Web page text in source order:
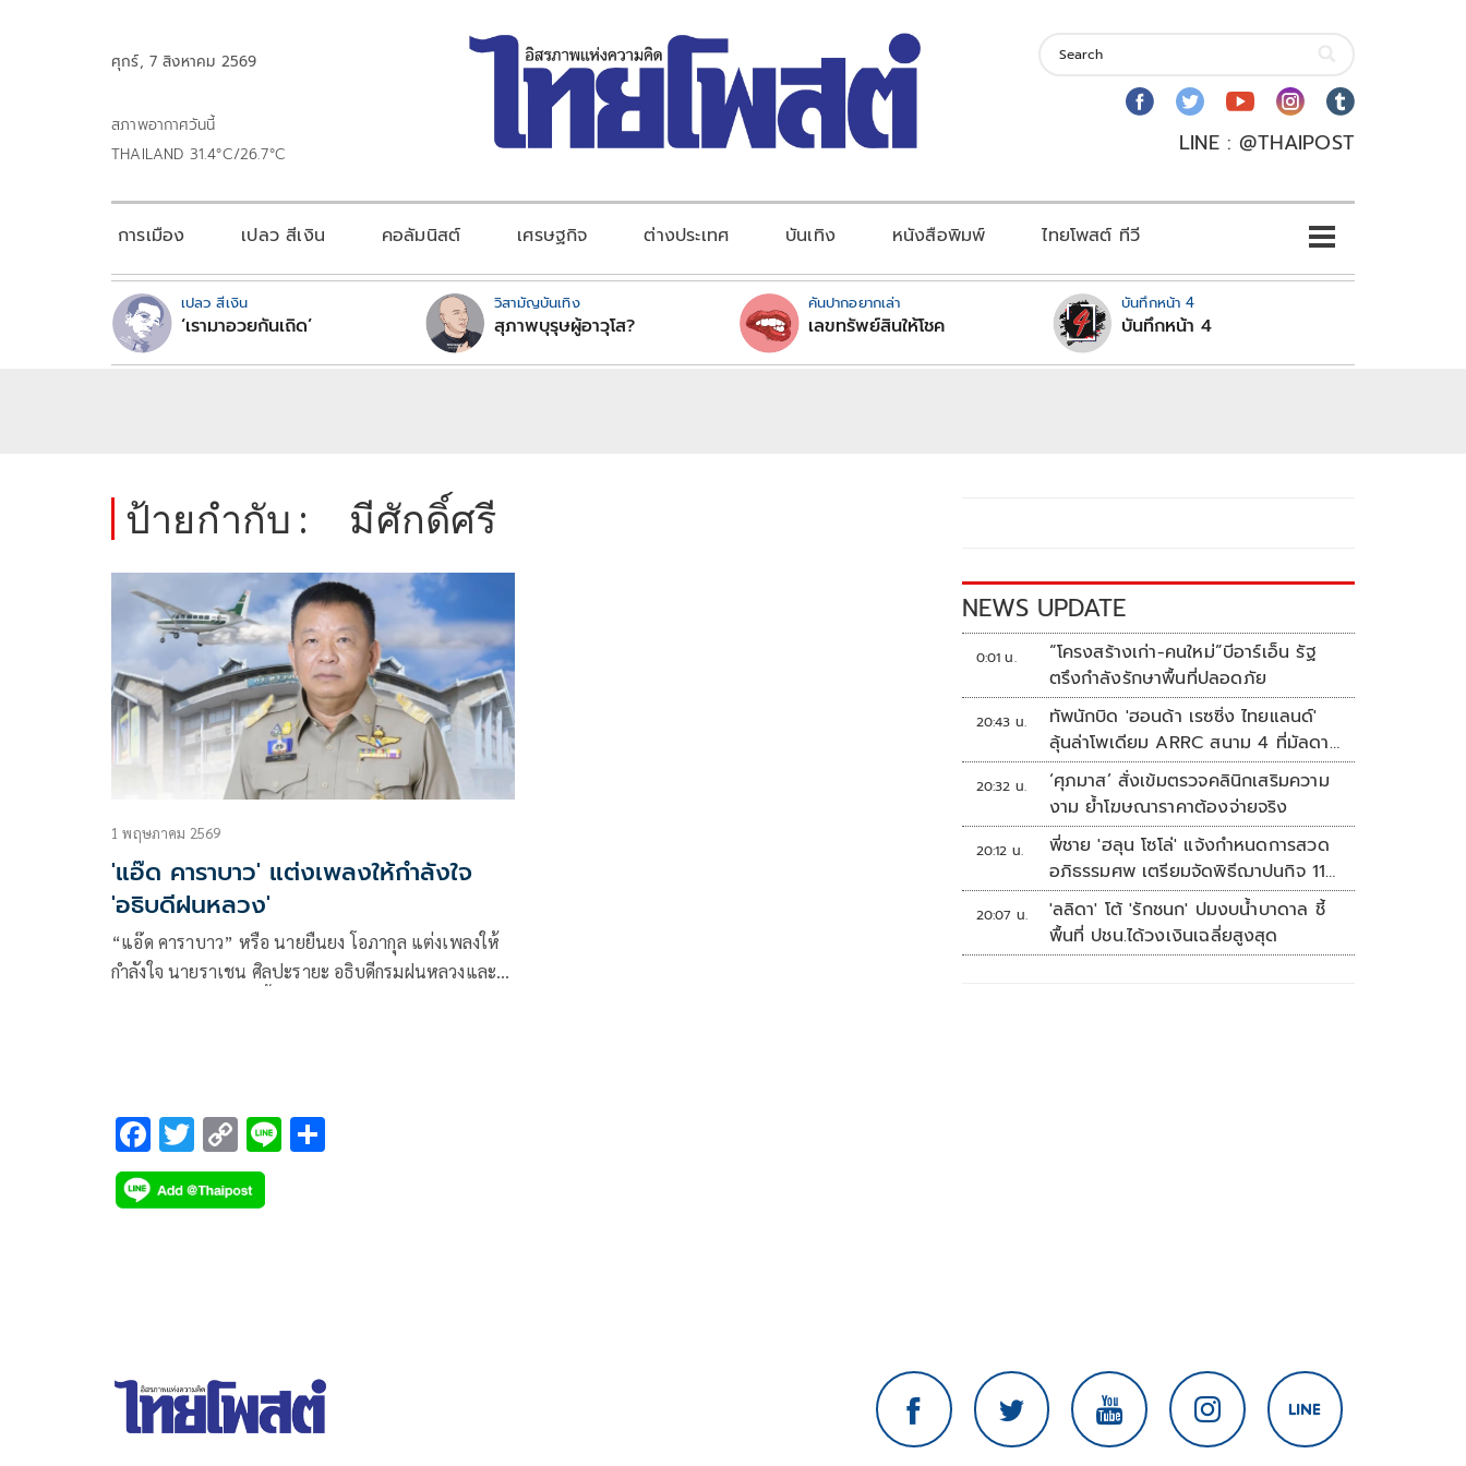
ศุกร์, 7 สิงหาคม 2569
สภาพอากาศวันนี้
THAILAND 31.4°C/26.7°C
LINE : @THAIPOST
การเมือง เปลว สีเงิน คอลัมนิสต์ เศรษฐกิจ ต่างประเทศ บันเทิง หนังสือพิมพ์ ไทยโพสต์ ทีวี
เปลว สีเงิน
‘เรามาอวยกันเถิด’
วิสามัญบันเทิง
สุภาพบุรุษผู้อาวุโส?
คันปากอยากเล่า
เลขทรัพย์สินให้โชค
บันทึกหน้า 4
บันทึกหน้า 4
ป้ายกำกับ : มีศักดิ์ศรี
1 พฤษภาคม 2569
'แอ๊ด คาราบาว' แต่งเพลงให้กำลังใจ
'อธิบดีฝนหลวง'
“แอ๊ด คาราบาว” หรือ นายยืนยง โอภากุล แต่งเพลงให้
กำลังใจ นายราเชน ศิลปะรายะ อธิบดีกรมฝนหลวงและ
F
ac
e
T
wi
tt
C
o
p
Li
NEWS UPDATE
0:01 น.
“โครงสร้างเก่า-คนใหม่”บีอาร์เอ็น รัฐ
ตรึงกำลังรักษาพื้นที่ปลอดภัย
20:43 น.
ทัพนักบิด 'ฮอนด้า เรซซิ่ง ไทยแลนด์'
ลุ้นล่าโพเดียม ARRC สนาม 4 ที่มัลดาลิ
กา
20:32 น.
‘ศุภมาส’ สั่งเข้มตรวจคลินิกเสริมความ
งาม ย้ำโฆษณาราคาต้องจ่ายจริง
20:12 น.
พี่ชาย 'ฮลุน โซโล่' แจ้งกำหนดการสวด
อภิธรรมศพ เตรียมจัดพิธีฌาปนกิจ 11
ส.ค.
20:07 น.
'ลลิดา' โต้ 'รักชนก' ปมงบน้ำบาดาล ชี้
พื้นที่ ปชน.ได้วงเงินเฉลี่ยสูงสุด